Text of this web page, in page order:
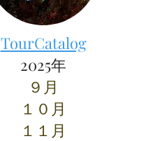
TourCatalog
2025年
９月
​１０月
​１１月